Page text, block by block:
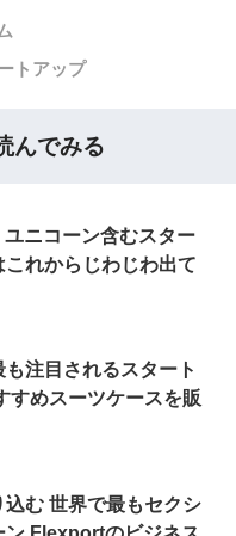
トアップ
んでみる
ニコーン含むスター
これからじわじわ出て
注目されるスタート
すめスーツケースを販
む 世界で最もセクシ